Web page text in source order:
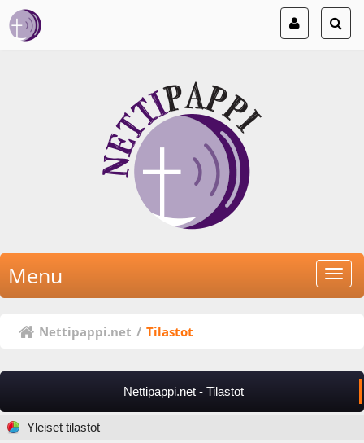
Menu
Nettipappi.net / Tilastot
Nettipappi.net - Tilastot
Yleiset tilastot